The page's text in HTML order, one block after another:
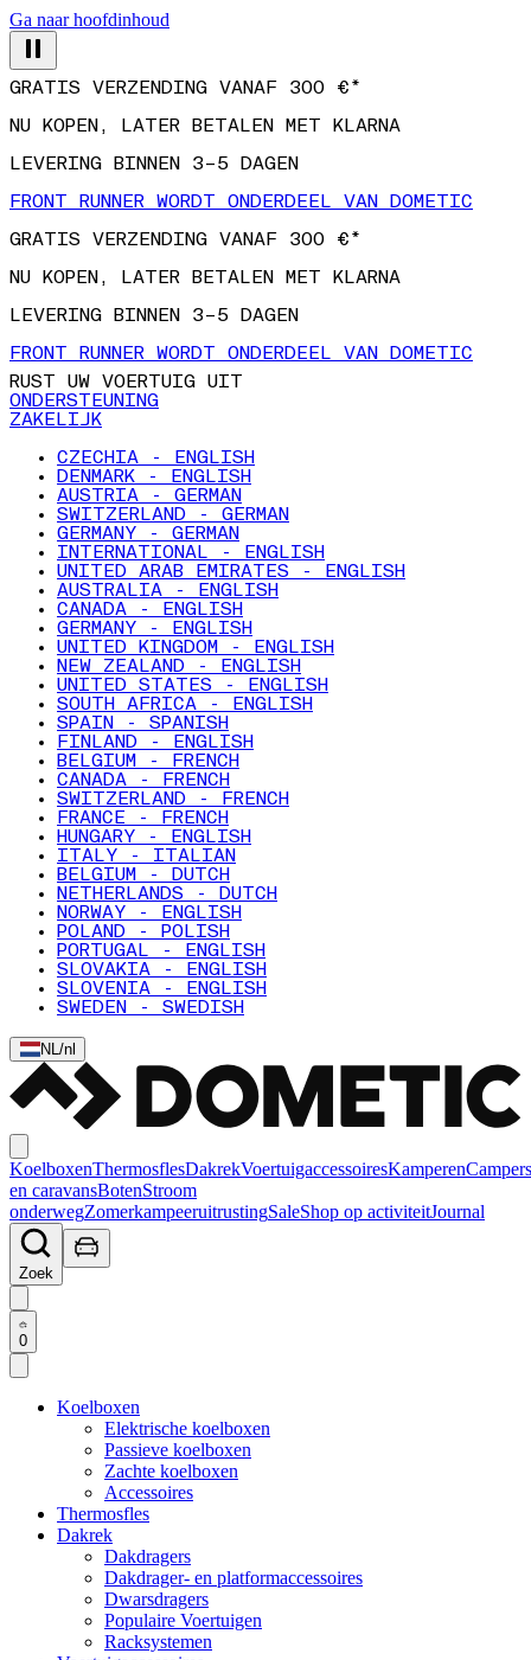
Ga naar hoofdinhoud
GRATIS VERZENDING VANAF 300 €*
NU KOPEN, LATER BETALEN MET KLARNA
LEVERING BINNEN 3–5 DAGEN
FRONT RUNNER WORDT ONDERDEEL VAN DOMETIC
GRATIS VERZENDING VANAF 300 €*
NU KOPEN, LATER BETALEN MET KLARNA
LEVERING BINNEN 3–5 DAGEN
FRONT RUNNER WORDT ONDERDEEL VAN DOMETIC
RUST UW VOERTUIG UIT
ONDERSTEUNING
ZAKELIJK
CZECHIA - ENGLISH
DENMARK - ENGLISH
AUSTRIA - GERMAN
SWITZERLAND - GERMAN
GERMANY - GERMAN
INTERNATIONAL - ENGLISH
UNITED ARAB EMIRATES - ENGLISH
AUSTRALIA - ENGLISH
CANADA - ENGLISH
GERMANY - ENGLISH
UNITED KINGDOM - ENGLISH
NEW ZEALAND - ENGLISH
UNITED STATES - ENGLISH
SOUTH AFRICA - ENGLISH
SPAIN - SPANISH
FINLAND - ENGLISH
BELGIUM - FRENCH
CANADA - FRENCH
SWITZERLAND - FRENCH
FRANCE - FRENCH
HUNGARY - ENGLISH
ITALY - ITALIAN
BELGIUM - DUTCH
NETHERLANDS - DUTCH
NORWAY - ENGLISH
POLAND - POLISH
PORTUGAL - ENGLISH
SLOVAKIA - ENGLISH
SLOVENIA - ENGLISH
SWEDEN - SWEDISH
NL/nl
KoelboxenThermosflesDakrekVoertuigaccessoiresKamperenCampers
en caravansBotenStroom
onderwegZomerkampeeruitrustingSaleShop op activiteitJournal
Zoek
0
Koelboxen
Elektrische koelboxen
Passieve koelboxen
Zachte koelboxen
Accessoires
Thermosfles
Dakrek
Dakdragers
Dakdrager- en platformaccessoires
Dwarsdragers
Populaire Voertuigen
Racksystemen